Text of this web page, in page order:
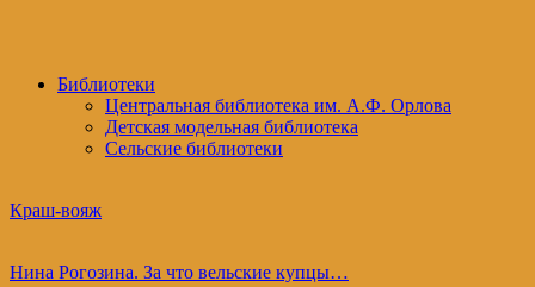
Библиотеки
Центральная библиотека им. А.Ф. Орлова
Детская модельная библиотека
Сельские библиотеки
Краш-вояж
Нина Рогозина. За что вельские купцы…